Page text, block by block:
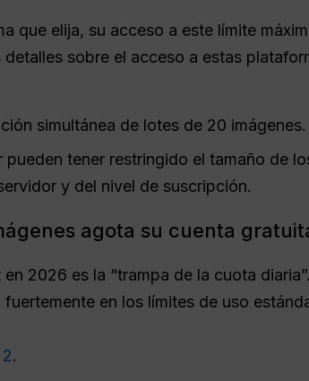
que elija, su acceso a este límite
sobre el acceso a estas
simultánea de lotes de 20 imágenes.
pueden tener restringido el tamaño de
y del nivel de suscripción.
agota su cuenta
2026 es la “trampa de la cuota
en los límites de uso
.